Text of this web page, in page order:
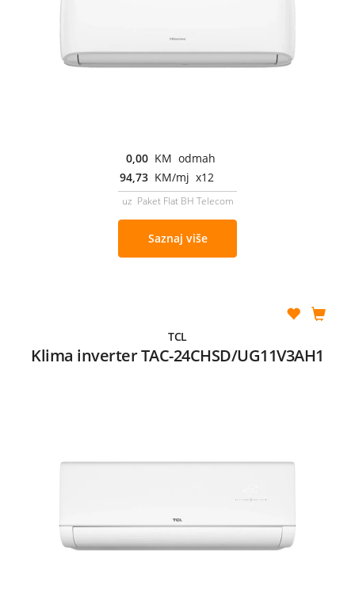
0,00 KM odmah
94,73 KM/mj x12
uz Paket Flat BH Telecom
Saznaj više
TCL
Klima inverter TAC-24CHSD/UG11V3AH1